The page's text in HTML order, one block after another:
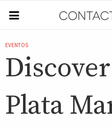
EVENTOS
Plata